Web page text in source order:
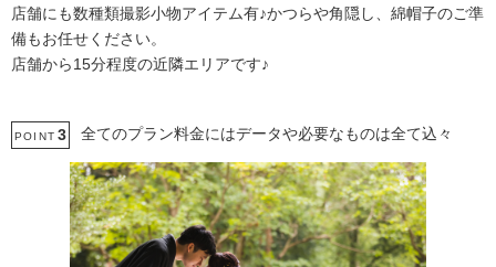
店舗にも数種類撮影小物アイテム有♪かつらや角隠し、綿帽子のご準
備もお任せください。
店舗から15分程度の近隣エリアです♪
POINT 3 全てのプラン料金にはデータや必要なものは全て込々